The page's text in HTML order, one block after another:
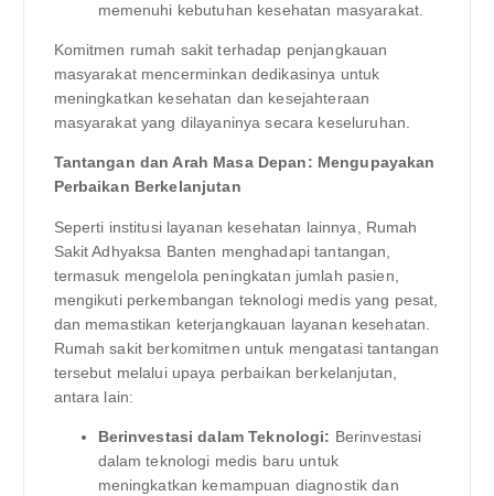
memenuhi kebutuhan kesehatan masyarakat.
Komitmen rumah sakit terhadap penjangkauan
masyarakat mencerminkan dedikasinya untuk
meningkatkan kesehatan dan kesejahteraan
masyarakat yang dilayaninya secara keseluruhan.
Tantangan dan Arah Masa Depan: Mengupayakan
Perbaikan Berkelanjutan
Seperti institusi layanan kesehatan lainnya, Rumah
Sakit Adhyaksa Banten menghadapi tantangan,
termasuk mengelola peningkatan jumlah pasien,
mengikuti perkembangan teknologi medis yang pesat,
dan memastikan keterjangkauan layanan kesehatan.
Rumah sakit berkomitmen untuk mengatasi tantangan
tersebut melalui upaya perbaikan berkelanjutan,
antara lain:
Berinvestasi dalam Teknologi: Berinvestasi
dalam teknologi medis baru untuk
meningkatkan kemampuan diagnostik dan